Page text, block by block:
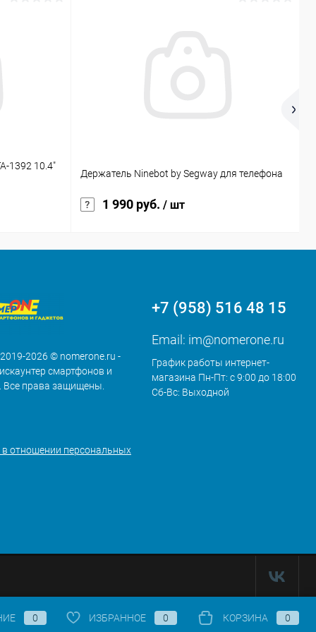
1392 10.4"
Держатель Ninebot by Segway для телефона
1 990 руб. / шт
2026 © nomerone.ru -
смартфонов и
Все права защищены.
в отношении персональных
+7 (958) 516 48 15
Email: im@nomerone.ru
График работы интернет-
магазина Пн-Пт: с 9:00 до 18:00
Сб-Вс: Выходной
0 ИЗБРАННОЕ 0 КОРЗИНА 0